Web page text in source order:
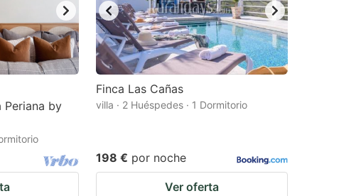
Periana by
Finca Las Cañas
villa · 2 Huéspedes · 1 Dormitorio
198 € por noche
Ver oferta